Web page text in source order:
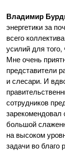
Владимир
энергетики за
всего
усилий для
Мне очень
представители
и слесари. И
сотрудников
зарекомендовал
большой
на высоком
задачи во благо